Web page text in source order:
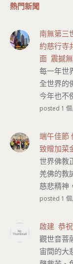
熱門新聞
南無第三
約慈行寺
面 震撼
每一年世
全世界的
今年也不
posted 1
端午佳節
致贈加菜
世界佛教
羌佛的教
慈悲精神
posted 1
啟建 恭
觀世音菩
宙間的大